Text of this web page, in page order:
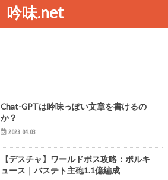
吟味.net
Chat-GPTは吟味っぽい文章を書けるの
か？
2023.04.03
【デスチャ】ワールドボス攻略：ポルキ
ュース｜バステト主砲1.1億編成